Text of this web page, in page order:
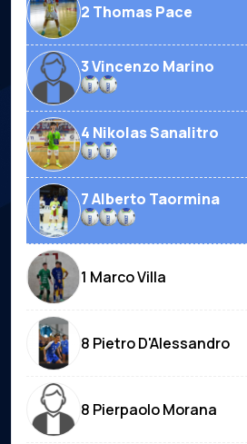
2 Thomas Pace
3 Vincenzo Marino
4 Nikolas Sanalitro
7 Alberto Taormina
1 Marco Villa
8 Pietro D'Alessandro
8 Pierpaolo Morana